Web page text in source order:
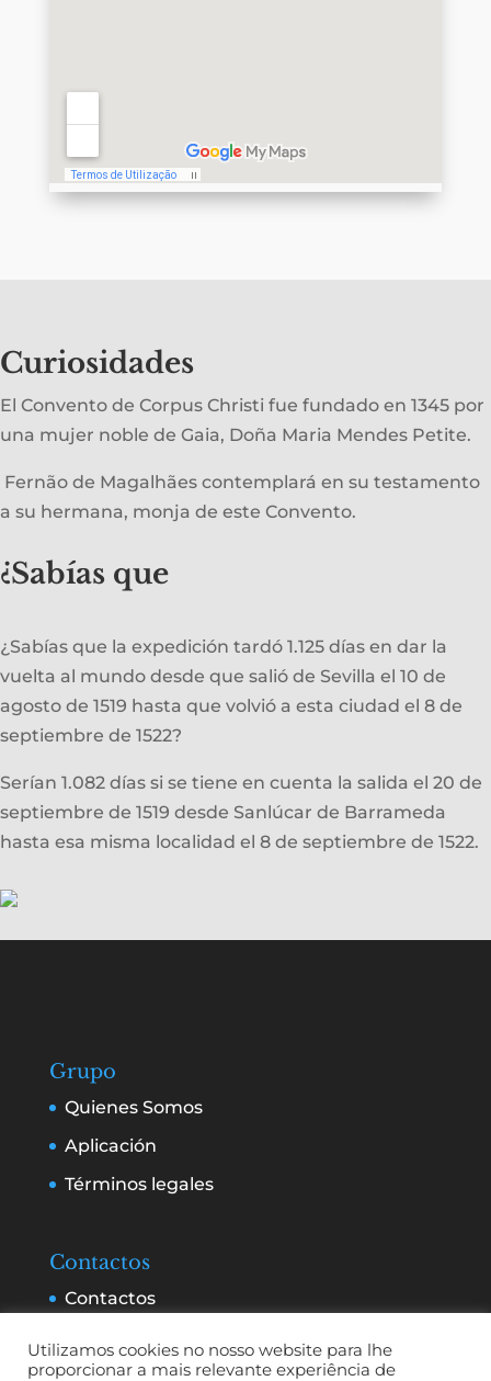
Curiosidades
El Convento de Corpus Christi fue fundado en 1345 por
una mujer noble de Gaia, Doña Maria Mendes Petite.
Fernão de Magalhães contemplará en su testamento
a su hermana, monja de este Convento.
¿Sabías que
¿Sabías que la expedición tardó 1.125 días en dar la
vuelta al mundo desde que salió de Sevilla el 10 de
agosto de 1519 hasta que volvió a esta ciudad el 8 de
septiembre de 1522?
Serían 1.082 días si se tiene en cuenta la salida el 20 de
septiembre de 1519 desde Sanlúcar de Barrameda
hasta esa misma localidad el 8 de septiembre de 1522.
Grupo
Quienes Somos
Aplicación
Términos legales
Contactos
Contactos
Utilizamos cookies no nosso website para lhe
proporcionar a mais relevante experiência de